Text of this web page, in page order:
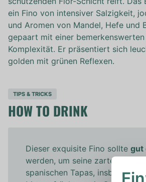
ein Fino von intensiver Salzigkeit,
und Aromen von Mandel, Hefe und
gepaart mit einer bemerkenswerten
Komplexität. Er präsentiert sich
golden mit grünen Reflexen.
TIPS & TRICKS
HOW TO DRINK
Dieser exquisite Fino sollte gut
werden, um seine zarten und
spanischen Tapas,